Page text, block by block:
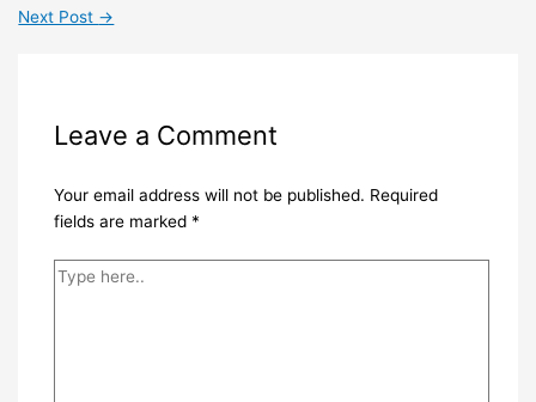
Next Post →
Leave a Comment
Your email address will not be published. Required
fields are marked *
Type